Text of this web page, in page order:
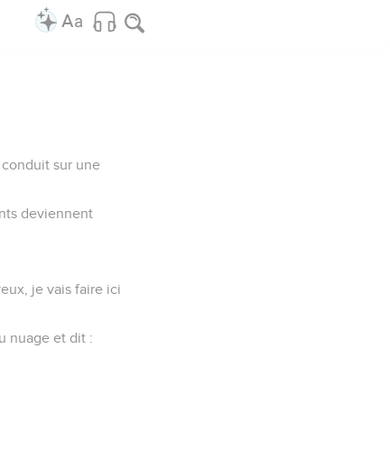
sur une
deviennent
je vais faire ici
nuage et dit :